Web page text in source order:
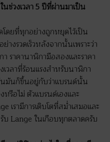
ช่วงเวลา 5 ปีที่ผ่านมาเป็น
โดยที่ทุกอย่างถูกหยุดไว้เป็น
างรวดเร็วหลังจากนั้นเพราะว่า
ราคานาฬิกามือสองและราคา
วลาที่ร้อนแรงสำหรับนาฬิกา
มันก็ขึ้นอยู่กับว่าแบรนด์นั้น
หรือไม่ ตัวแบรนด์เองและ
เรามีการเติบโตที่สม่ำเสมอและ
Lange ในเกือบทุกตลาดครับ